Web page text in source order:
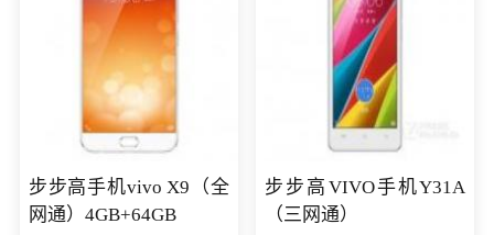
步步高手机vivo X9（全
网通）4GB+64GB
步步高VIVO手机Y31A
（三网通）